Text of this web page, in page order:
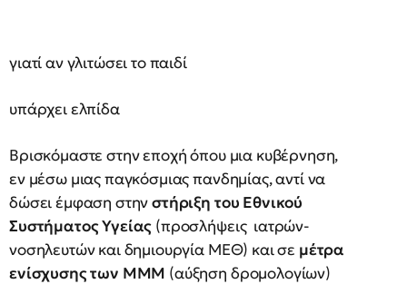
γιατί αν γλιτώσει το παιδί
υπάρχει ελπίδα
Βρισκόμαστε στην εποχή όπου μια κυβέρνηση,
εν μέσω μιας παγκόσμιας πανδημίας, αντί να
δώσει έμφαση στηνστήριξη του Εθνικού
Συστήματος Υγείας (προσλήψεις ιατρών-
νοσηλευτών και δημιουργία ΜΕΘ) και σε μέτρα
ενίσχυσης των ΜΜΜ (αύξηση δρομολογίων)